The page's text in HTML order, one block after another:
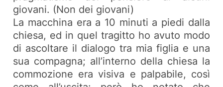
giovani. (Non dei giovani)
La macchina era a 10 minuti a piedi dalla
chiesa, ed in quel tragitto ho avuto modo
di ascoltare il dialogo tra mia figlia e una
sua compagna; all’interno della chiesa la
commozione era visiva e palpabile, così